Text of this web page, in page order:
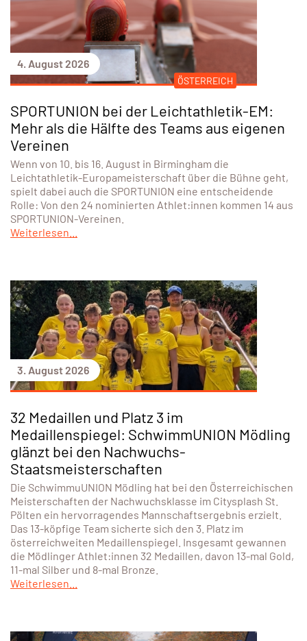
4. August 2026
ÖSTERREICH
SPORTUNION bei der Leichtathletik-EM:
Mehr als die Hälfte des Teams aus eigenen
Vereinen
Wenn von 10. bis 16. August in Birmingham die
Leichtathletik-Europameisterschaft über die Bühne geht,
spielt dabei auch die SPORTUNION eine entscheidende
Rolle: Von den 24 nominierten Athlet:innen kommen 14 aus
SPORTUNION-Vereinen.
Weiterlesen...
3. August 2026
32 Medaillen und Platz 3 im
Medaillenspiegel: SchwimmUNION Mödling
glänzt bei den Nachwuchs-
Staatsmeisterschaften
Die SchwimmuUNION Mödling hat bei den Österreichischen
Meisterschaften der Nachwuchsklasse im Citysplash St.
Pölten ein hervorragendes Mannschaftsergebnis erzielt.
Das 13-köpfige Team sicherte sich den 3. Platz im
österreichweiten Medaillenspiegel. Insgesamt gewannen
die Mödlinger Athlet:innen 32 Medaillen, davon 13-mal Gold,
11-mal Silber und 8-mal Bronze.
Weiterlesen...